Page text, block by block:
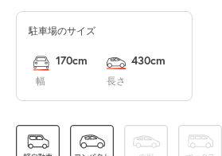
8月16日 (日)
8月17日 (月)
空
駐車場のサイズ
幅
170cm
長さ
430cm